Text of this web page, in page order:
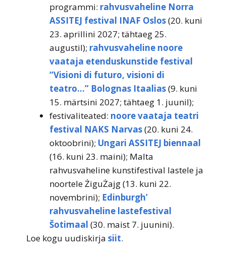
programmi: rahvusvaheline Norra
ASSITEJ festival INAF Oslos(20. kuni
23. aprillini 2027; tähtaeg 25.
augustil); rahvusvaheline noore
vaataja etenduskunstide festival
“Visioni di futuro, visioni di
teatro…” Bolognas Itaalias(9. kuni
15. märtsini 2027; tähtaeg 1. juunil);
festivaliteated: noore vaataja teatri
festival NAKS Narvas(20. kuni 24.
oktoobrini); Ungari ASSITEJ biennaal
(16. kuni 23. maini); Malta
rahvusvaheline kunstifestival lastele ja
noortele ŻiguŻajg (13. kuni 22.
novembrini); Edinburgh’
rahvusvaheline lastefestival
Šotimaal (30. maist 7. juunini).
Loe kogu uudiskirja siit.